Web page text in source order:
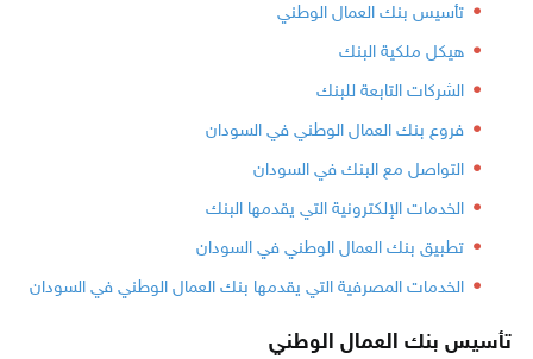
تأسيس بنك العمال الوطني
هيكل ملكية البنك
الشركات التابعة للبنك
فروع بنك العمال الوطني في السودان
التواصل مع البنك في السودان
الخدمات الإلكترونية التي يقدمها البنك
تطبيق بنك العمال الوطني في السودان
الخدمات المصرفية التي يقدمها بنك العمال الوطني في السودان
تأسيس بنك العمال الوطني